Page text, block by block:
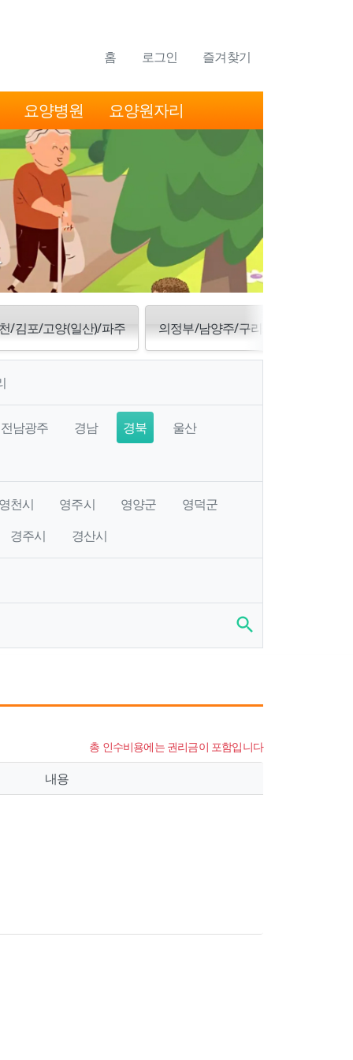
홈 로그인 즐겨찾기
요양병원 요양원자리
/김포/고양(일산)/파주 의정부/남양주/구리/양주/동두천/포
전남광주 경남 경북 울산
천시 영주시 영양군
영덕군
경주시
경산시
search
총 인수비용에는 권리금이 포함입니다
내용